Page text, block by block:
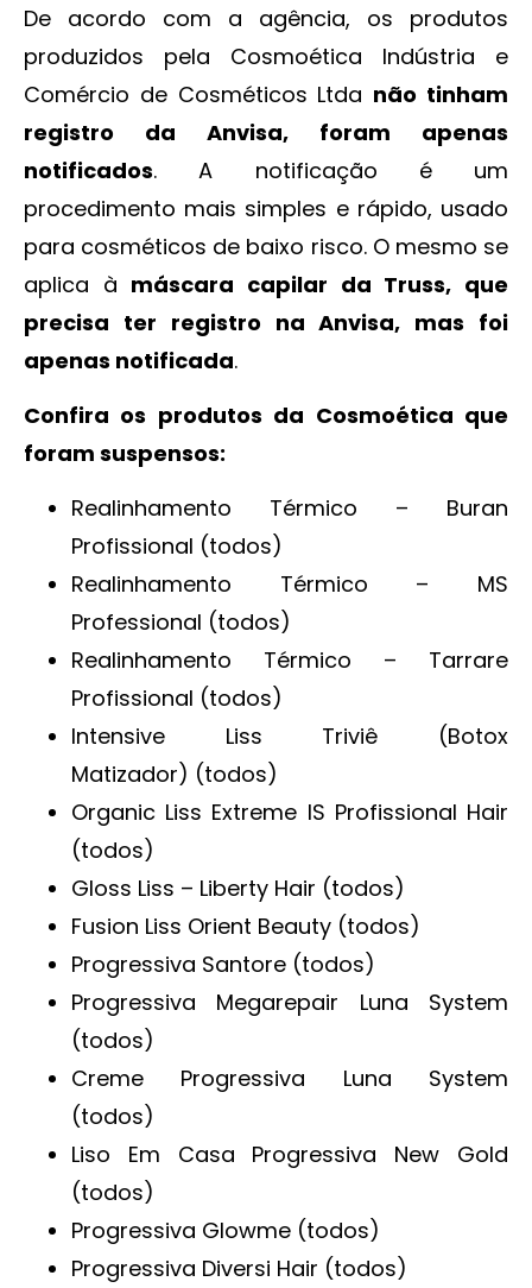
De acordo com a agência, os produtos
produzidos pela Cosmoética Indústria e
Comércio de Cosméticos Ltda não tinham
registro da Anvisa, foram apenas
notificados. A notificação é um
procedimento mais simples e rápido, usado
para cosméticos de baixo risco. O mesmo se
aplica à máscara capilar da Truss, que
precisa ter registro na Anvisa, mas foi
apenas notificada.
Confira os produtos da Cosmoética que
foram suspensos:
Realinhamento Térmico – Buran
Profissional (todos)
Realinhamento Térmico – MS
Professional (todos)
Realinhamento Térmico – Tarrare
Profissional (todos)
Intensive Liss Triviê (Botox
Matizador) (todos)
Organic Liss Extreme IS Profissional Hair
(todos)
Gloss Liss – Liberty Hair (todos)
Fusion Liss Orient Beauty (todos)
Progressiva Santore (todos)
Progressiva Megarepair Luna System
(todos)
Creme Progressiva Luna System
(todos)
Liso Em Casa Progressiva New Gold
(todos)
Progressiva Glowme (todos)
Progressiva Diversi Hair (todos)